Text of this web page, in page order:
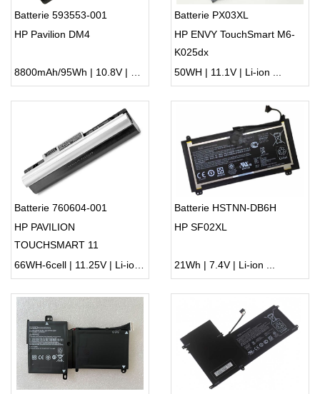
Batterie 593553-001
HP Pavilion DM4
8800mAh/95Wh | 10.8V | Li-ion ...
Batterie PX03XL
HP ENVY TouchSmart M6-
K025dx
50WH | 11.1V | Li-ion ...
Batterie 760604-001
HP PAVILION
TOUCHSMART 11
66WH-6cell | 11.25V | Li-ion ...
Batterie HSTNN-DB6H
HP SF02XL
21Wh | 7.4V | Li-ion ...